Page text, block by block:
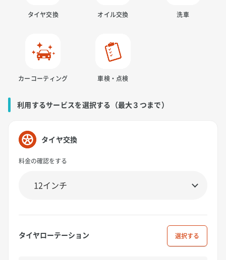
タイヤ交換 オイル交換 洗車
カーコーティング 車検・点検
利用するサービスを選択する（最大３つまで）
タイヤ交換
料金の確認をする
タイヤローテーション 選択